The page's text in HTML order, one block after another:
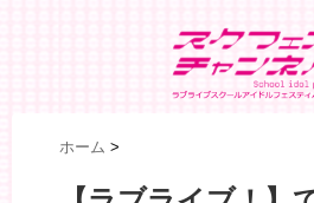
ホーム >